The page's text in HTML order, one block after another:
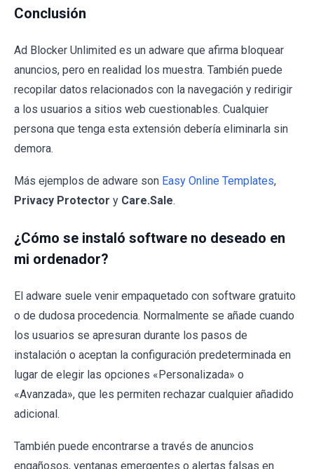
Conclusión
Ad Blocker Unlimited es un adware que afirma bloquear
anuncios, pero en realidad los muestra. También puede
recopilar datos relacionados con la navegación y redirigir
a los usuarios a sitios web cuestionables. Cualquier
persona que tenga esta extensión debería eliminarla sin
demora.
Más ejemplos de adware son Easy Online Templates,
Privacy Protector y Care.Sale.
¿Cómo se instaló software no deseado en
mi ordenador?
El adware suele venir empaquetado con software gratuito
o de dudosa procedencia. Normalmente se añade cuando
los usuarios se apresuran durante los pasos de
instalación o aceptan la configuración predeterminada en
lugar de elegir las opciones «Personalizada» o
«Avanzada», que les permiten rechazar cualquier añadido
adicional.
También puede encontrarse a través de anuncios
engañosos, ventanas emergentes o alertas falsas en